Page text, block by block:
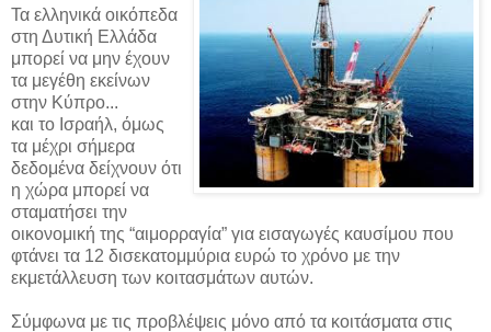
Τα ελληνικά οικόπεδα
στη Δυτική Ελλάδα
μπορεί να μην έχουν
τα μεγέθη εκείνων
στην Κύπρο...
και το Ισραήλ, όμως
τα μέχρι σήμερα
δεδομένα δείχνουν ότι
η χώρα μπορεί να
σταματήσει την
οικονομική της “αιμορραγία” για εισαγωγές καυσίμου που
φτάνει τα 12 δισεκατομμύρια ευρώ το χρόνο με την
εκμετάλλευση των κοιτασμάτων αυτών.
Σύμφωνα με τις προβλέψεις μόνο από τα κοιτάσματα στις